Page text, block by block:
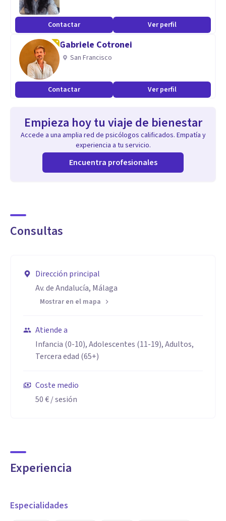
Contactar Ver perfil
Gabriele Cotronei
San Francisco
Contactar Ver perfil
Empieza hoy tu viaje de bienestar
Accede a una amplia red de psicólogos calificados. Empatía y
experiencia a tu servicio.
Encuentra profesionales
Consultas
Dirección principal
Av. de Andalucía, Málaga
Mostrar en el mapa
Atiende a
Infancia (0-10), Adolescentes (11-19), Adultos,
Tercera edad (65+)
Coste medio
50 €/ sesión
Experiencia
Especialidades